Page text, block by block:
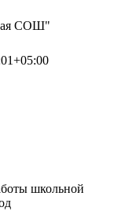
СОШ"
школьной